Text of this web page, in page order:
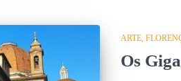
ARTE
Os